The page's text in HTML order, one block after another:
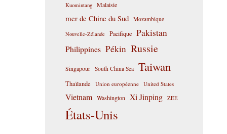
Kuomintang Malaisie
mer de Chine du Sud Mozambique
Nouvelle-Zélande Pacifique Pakistan
Philippines Pékin Russie
Singapour South China Sea Taiwan
Thaïlande Union européenne United States
Vietnam Washington Xi Jinping ZEE
États-Unis